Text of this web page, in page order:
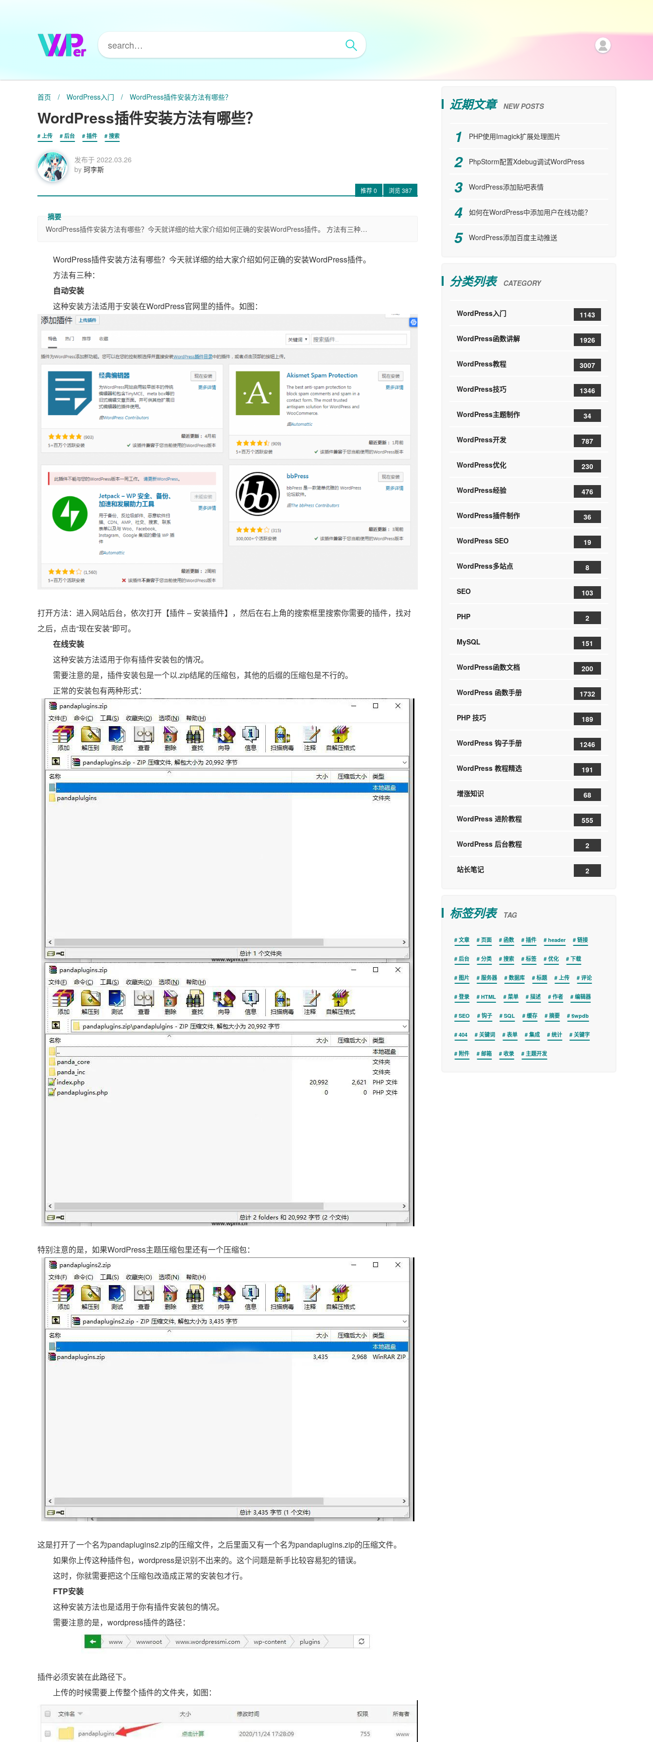
首页 / WordPress入门 / WordPress插件安装方法有哪些？
WordPress插件安装方法有哪些？
上传 后台 插件 搜索
发布于 2022.03.26
by 珂李斯
推荐0 浏览387
WordPress插件安装方法有哪些？今天就详细的给大家介绍如何正确的安装WordPress插件。 方法有三种…
WordPress插件安装方法有哪些？今天就详细的给大家介绍如何正确的安装WordPress插件。
方法有三种：
自动安装
这种安装方法适用于安装在WordPress官网里的插件。如图：
打开方法：进入网站后台，依次打开【插件 – 安装插件】，然后在右上角的搜索框里搜索你需要的插件，找对
之后，点击“现在安装”即可。
在线安装
这种安装方法适用于你有插件安装包的情况。
需要注意的是，插件安装包是一个以.zip结尾的压缩包，其他的后缀的压缩包是不行的。
正常的安装包有两种形式：
特别注意的是，如果WordPress主题压缩包里还有一个压缩包：
这是打开了一个名为pandaplugins2.zip的压缩文件，之后里面又有一个名为pandaplugins.zip的压缩文件。
如果你上传这种插件包，wordpress是识别不出来的。这个问题是新手比较容易犯的错误。
这时，你就需要把这个压缩包改造成正常的安装包才行。
FTP安装
这种安装方法也是适用于你有插件安装包的情况。
需要注意的是，wordpress插件的路径：
插件必须安装在此路径下。
上传的时候需要上传整个插件的文件夹，如图：
近期文章 NEW POSTS
PHP使用Imagick扩展处理图片
PhpStorm配置Xdebug调试WordPress
WordPress添加贴吧表情
如何在WordPress中添加用户在线功能？
WordPress添加百度主动推送
分类列表 CATEGORY
WordPress入门 1143
WordPress函数讲解 1926
WordPress教程 3007
WordPress技巧 1346
WordPress主题制作 34
WordPress开发 787
WordPress优化 230
WordPress经验 476
WordPress插件制作 36
WordPress SEO 19
WordPress多站点 8
SEO 103
PHP 2
MySQL 151
WordPress函数文档 200
WordPress 函数手册 1732
PHP 技巧 189
WordPress 钩子手册 1246
WordPress 教程精选 191
增涨知识 68
WordPress 进阶教程 555
WordPress 后台教程 2
站长笔记 2
标签列表 TAG
文章 页面 函数 插件 header 链接
后台 分类 搜索 标签 优化 下载
图片 服务器 数据库 标题 上传 评论
登录 HTML 菜单 描述 作者 编辑器
SEO 钩子 SQL 缓存 摘要 $wpdb
404 关键词 表单 集成 统计 关键字
附件 邮箱 收录 主题开发